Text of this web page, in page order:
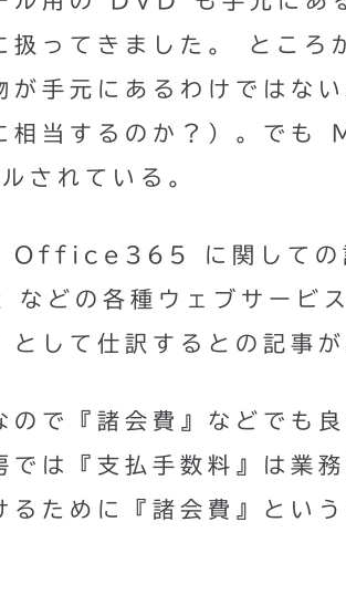
に扱ってきました。 と
が手元にあるわけではな
に相当するのか？）。で
されている。
Office365 に関しての
どの各種ウェブサービス
として仕訳するとの記事が
ので『諸会費』などでも
では『支払手数料』は業
るために『諸会費』とい